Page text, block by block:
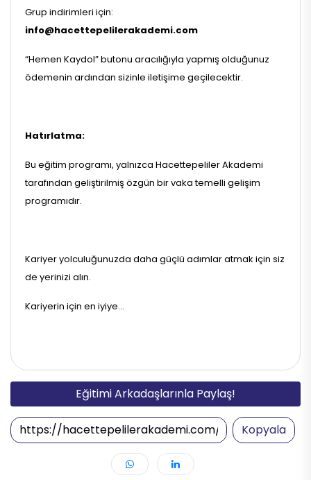
Grup indirimleri için:
info@hacettepelilerakademi.com
“Hemen Kaydol” butonu aracılığıyla yapmış olduğunuz
ödemenin ardından sizinle iletişime geçilecektir.
Hatırlatma:
Bu eğitim programı, yalnızca Hacettepeliler Akademi
tarafından geliştirilmiş özgün bir vaka temelli gelişim
programıdır.
Kariyer yolculuğunuzda daha güçlü adımlar atmak için siz
de yerinizi alın.
Kariyerin için en iyiye...
Eğitimi Arkadaşlarınla Paylaş!
Kopyala